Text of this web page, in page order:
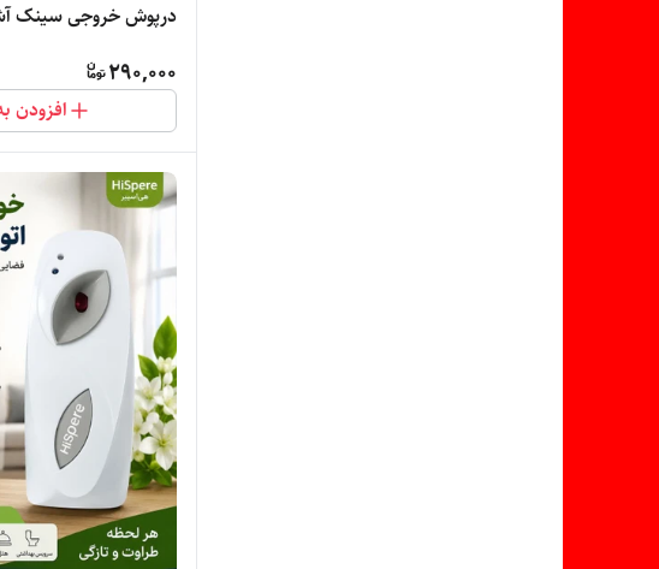
درپوش خروجی سینک
290,000
افزودن